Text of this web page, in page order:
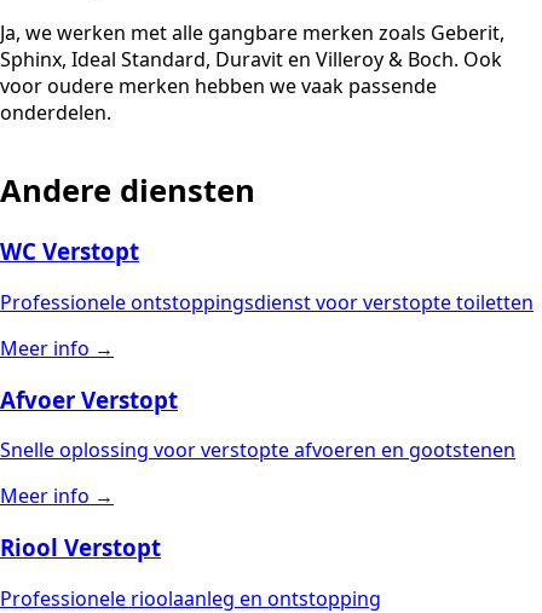
Ja, we werken met alle gangbare merken zoals Geberit,
Sphinx, Ideal Standard, Duravit en Villeroy & Boch. Ook
voor oudere merken hebben we vaak passende
onderdelen.
Andere diensten
WC Verstopt
Professionele ontstoppingsdienst voor verstopte toiletten
Meer info →
Afvoer Verstopt
Snelle oplossing voor verstopte afvoeren en gootstenen
Meer info →
Riool Verstopt
Professionele rioolaanleg en ontstopping